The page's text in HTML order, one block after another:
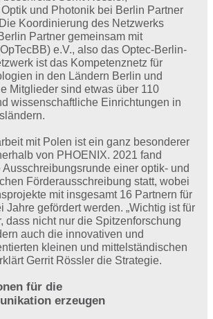
und Photonik bei Berlin Partner
Koordinierung des Netzwerks
Partner gemeinsam mit
e.V., also das Optec-Berlin-
ist das Kompetenznetz für
in den Ländern Berlin und
Mitglieder sind etwas über 110
wissenschaftliche Einrichtungen in
mit Polen ist ein ganz besonderer
von PHOENIX. 2021 fand
Ausschreibungsrunde einer optik- und
Förderausschreibung statt, wobei
mit insgesamt 16 Partnern für
Jahre gefördert werden. „Wichtig ist für
dass nicht nur die Spitzenforschung
auch die innovativen und
kleinen und mittelständischen
Gerrit Rössler die Strategie.
für die
erzeugen